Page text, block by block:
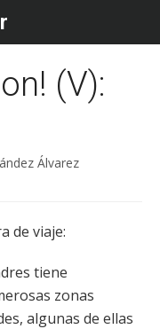
(V):
Álvarez
de viaje:
tiene
zonas
algunas de ellas